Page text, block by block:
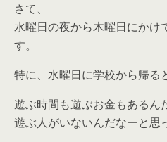
さて、
水曜日の夜から木曜日にかけ
す。
特に、水曜日に学校から帰る
遊ぶ時間も遊ぶお金もあるん
遊ぶ人がいないんだなーと思